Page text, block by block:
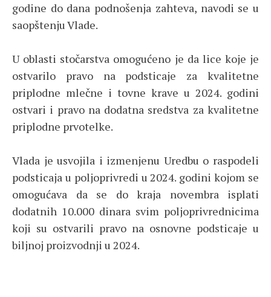
godine do dana podnošenja zahteva, navodi se u
saopštenju Vlade.
U oblasti stočarstva omogućeno je da lice koje je
ostvarilo pravo na podsticaje za kvalitetne
priplodne mlečne i tovne krave u 2024. godini
ostvari i pravo na dodatna sredstva za kvalitetne
priplodne prvotelke.
Vlada je usvojila i izmenjenu Uredbu o raspodeli
podsticaja u poljoprivredi u 2024. godini kojom se
omogućava da se do kraja novembra isplati
dodatnih 10.000 dinara svim poljoprivrednicima
koji su ostvarili pravo na osnovne podsticaje u
biljnoj proizvodnji u 2024.